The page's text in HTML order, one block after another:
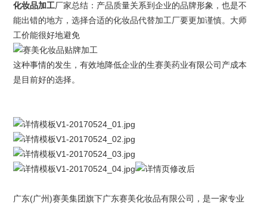
化妆品加工厂家总结：产品质量关系到企业的品牌形象，也是不
能出错的地方，选择合适的化妆品代替加工厂要更加谨慎。大师
工价能很好地避免
这种事情的发生，有效地降低企业的生赛美药业有限公司 产成本
是目前好的选择。
广东(广州)赛美集团旗下广东赛美化妆品有限公司 ，是一家专业